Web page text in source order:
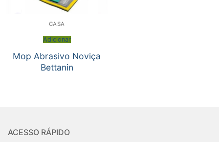
CASA
Adicionar
Mop Abrasivo Noviça
Bettanin
ACESSO RÁPIDO